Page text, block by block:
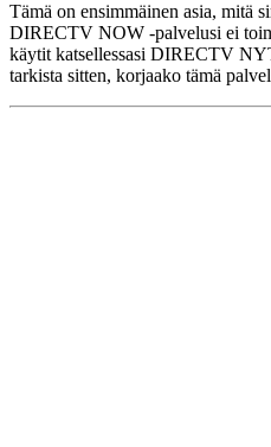
Tämä on ensimmäinen asia, mitä
DIRECTV NOW -palvelusi ei
käytit katsellessasi DIRECTV
tarkista sitten, korjaako tämä